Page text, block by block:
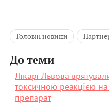
Головні новини
До теми
Лікарі Львова
токсичною реакцією
препарат